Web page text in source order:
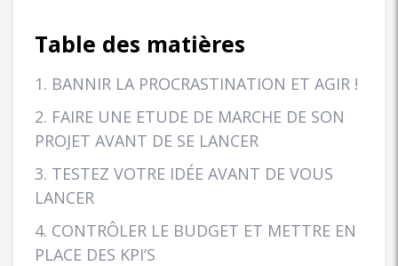
Table des matières
1. BANNIR LA PROCRASTINATION ET AGIR !
2. FAIRE UNE ETUDE DE MARCHE DE SON
PROJET AVANT DE SE LANCER
3. TESTEZ VOTRE IDÉE AVANT DE VOUS
LANCER
4. CONTRÔLER LE BUDGET ET METTRE EN
PLACE DES KPI’S